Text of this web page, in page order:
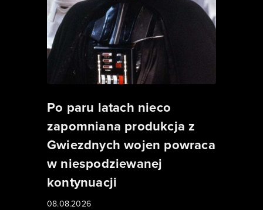
Po paru latach nieco
zapomniana produkcja z
Gwiezdnych wojen powraca
w niespodziewanej
kontynuacji
08.08.2026